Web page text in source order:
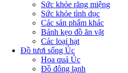
Sức khỏe răng miệng
Sức khỏe tình dục
Các sản phẩm khác
Bánh kẹo đồ ăn vặt
Các loại hạt
Đồ tươi sống Úc
Hoa quả Úc
Đồ đông lạnh